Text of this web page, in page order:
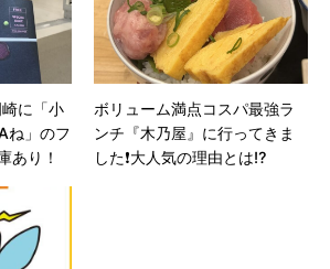
に「小
ね」のフ
あり！
ボリューム満点コスパ最強ラ
ンチ『木乃屋』に行ってきま
した❗️大人気の理由とは⁉️